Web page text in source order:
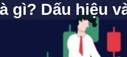
gì? Dấu hiệu